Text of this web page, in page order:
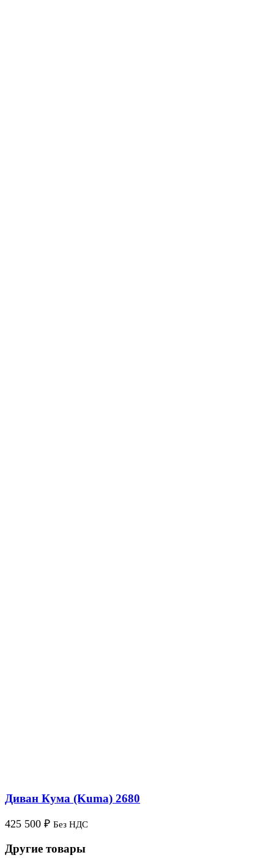
Диван Кума (Kuma) 2680
425 500 ₽ Без НДС
Другие товары